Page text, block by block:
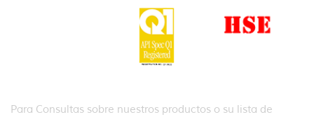
Para Consultas sobre nuestros productos o su lista de